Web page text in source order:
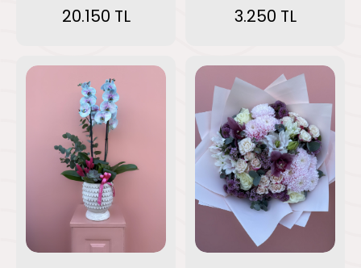
20.150 TL 3.250 TL